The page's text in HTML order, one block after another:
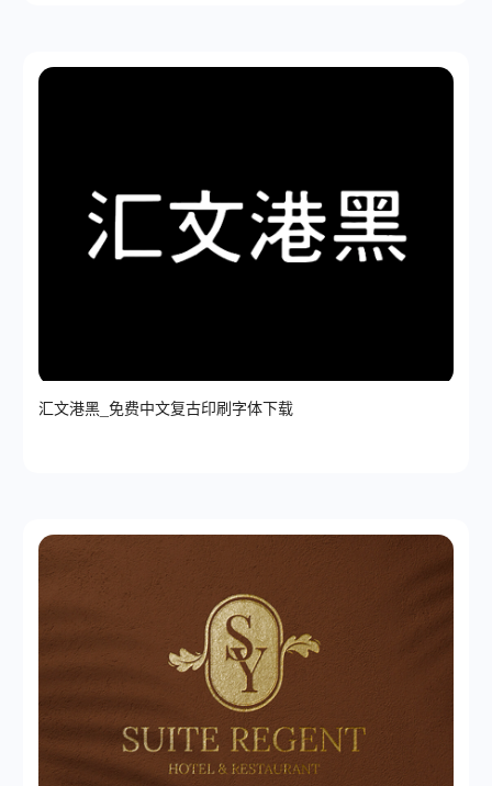
汇文港黑_免费中文复古印刷字体下载